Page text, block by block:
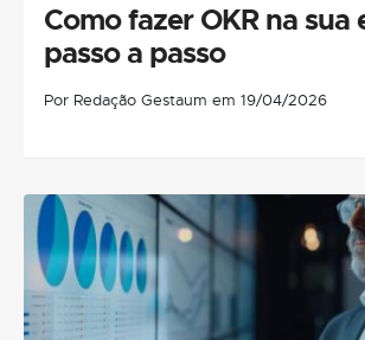
Como fazer OKR na sua
passo a passo
Por Redação Gestaum em 19/04/2026